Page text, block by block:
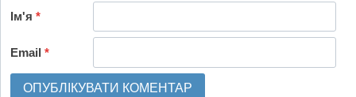
Ім'я*
Email*